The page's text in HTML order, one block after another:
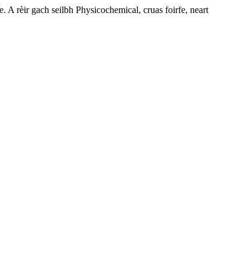
A rèir gach seilbh Physicochemical, cruas foirfe, neart